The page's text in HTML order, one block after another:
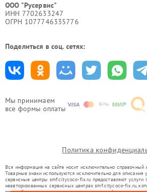
Мы принимаем
все формы оплаты
ООО "Русервис"
ИНН 7702633247
ОГРН 1077746335776
Поделиться в соц. сетях:
Политика
Вся информация на сайте носит исключительно справочный
Товарные знаки используются исключительно для описания
сервисные центры smf.citycoco-fix.ru предоставляют услуги
неавторизованных сервисных центрах smf.citycoco-fix.ru,